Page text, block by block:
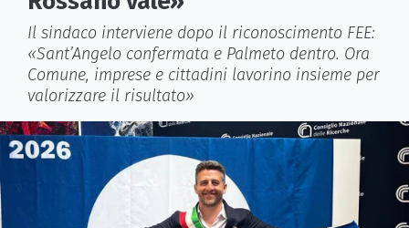
Il sindaco interviene dopo il riconoscimento FEE:
«Sant’Angelo confermata e Palmeto dentro. Ora
Comune, imprese e cittadini lavorino insieme per
valorizzare il risultato»